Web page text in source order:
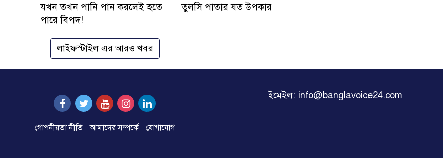
যখন তখন পানি পান করলেই হতে
পারে বিপদ!
তুলসি পাতার যত উপকার
লাইফস্টাইল এর আরও খবর
গোপনীয়তা নীতি আমাদের সম্পর্কে যোগাযোগ
ইমেইল: info@banglavoice24.com